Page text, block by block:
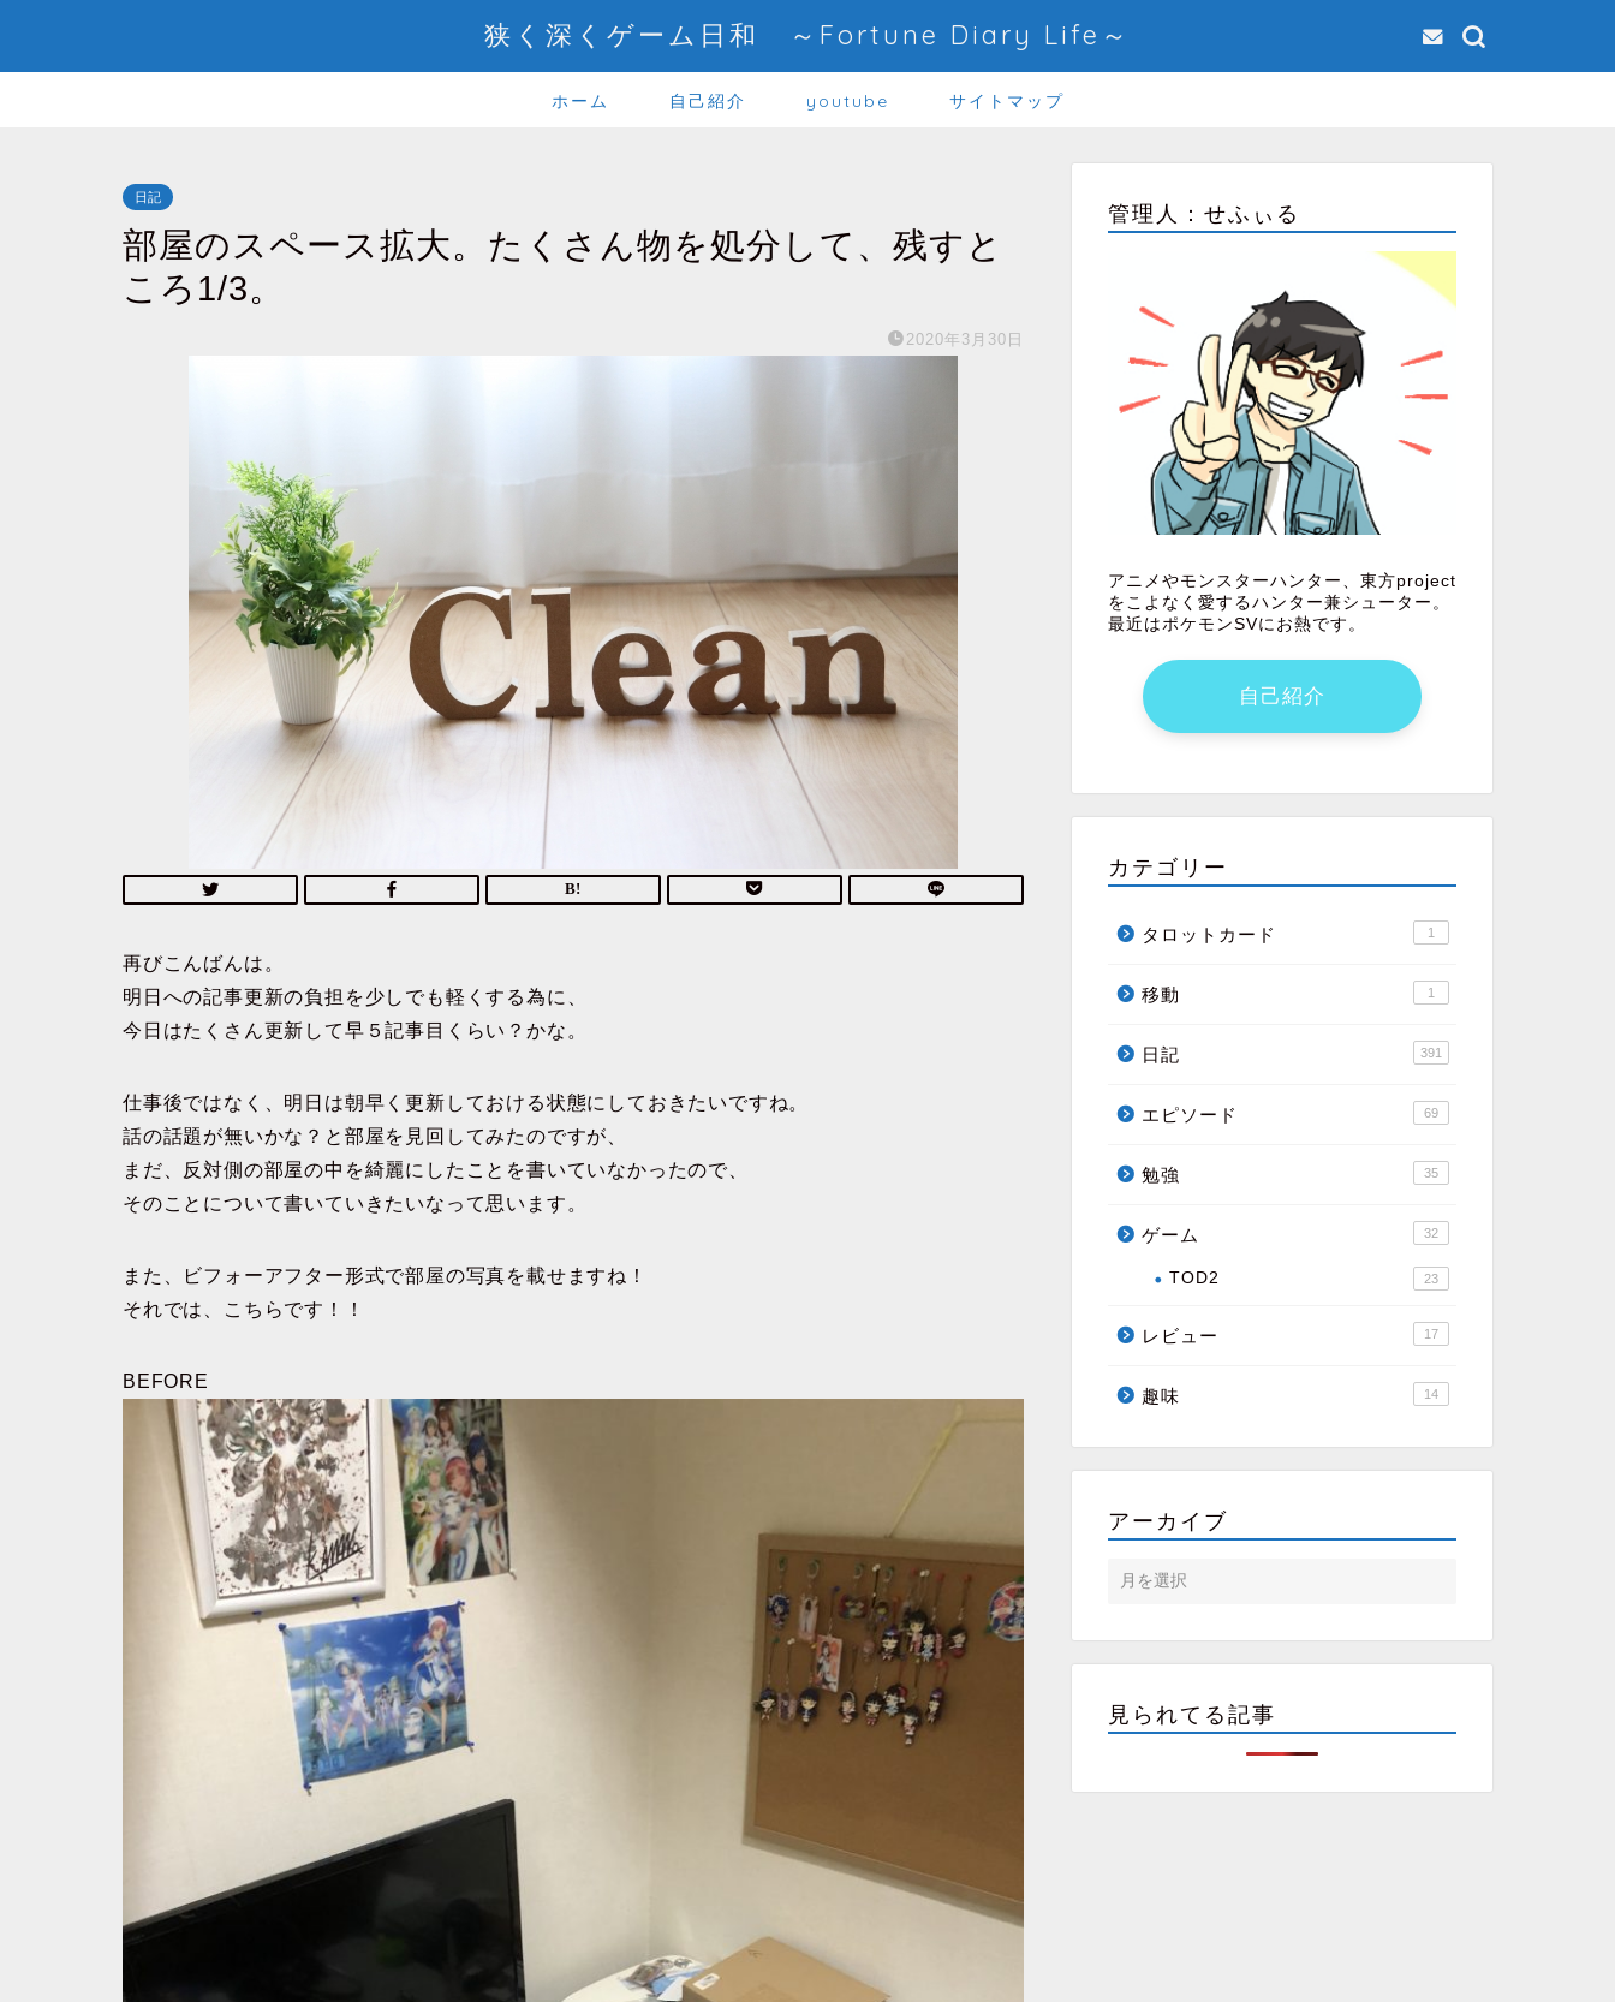
狭く深くゲーム日和 ～Fortune Diary Life～
ホーム 自己紹介 youtube サイトマップ
日記
部屋のスペース拡大。たくさん物を処分して、残すと
ころ1/3。
2020年3月30日
再びこんばんは。
明日への記事更新の負担を少しでも軽くする為に、
今日はたくさん更新して早５記事目くらい？かな。
仕事後ではなく、明日は朝早く更新しておける状態にしておきたいですね。
話の話題が無いかな？と部屋を見回してみたのですが、
まだ、反対側の部屋の中を綺麗にしたことを書いていなかったので、
そのことについて書いていきたいなって思います。
また、ビフォーアフター形式で部屋の写真を載せますね！
それでは、こちらです！！
BEFORE
管理人：せふぃる
アニメやモンスターハンター、東方project
をこよなく愛するハンター兼シューター。
最近はポケモンSVにお熱です。
自己紹介
カテゴリー
タロットカード 1
移動 1
日記 391
エピソード 69
勉強 35
ゲーム 32
TOD2 23
レビュー 17
趣味 14
アーカイブ
見られてる記事